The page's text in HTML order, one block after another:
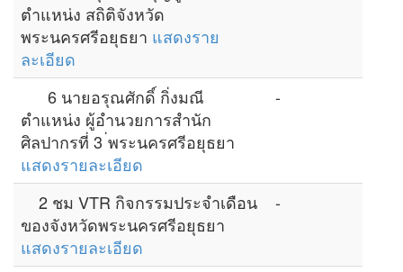
ตำแหน่ง สถิติจังหวัด
พระนครศรีอยุธยา แสดงราย
ละเอียด
6 นายอรุณศักดิ์ กิ่งมณี
ตำแหน่ง ผู้อำนวยการสำนัก
ศิลปากรที่ 3 ่พระนครศรีอยุธยา
แสดงรายละเอียด
-
2 ชม VTR กิจกรรมประจำเดือน
ของจังหวัดพระนครศรีอยุธยา
แสดงรายละเอียด
-